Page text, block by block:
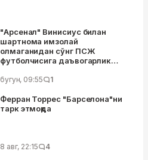
"Арсенал" Винисиус билан
шартнома имзолай
олмаганидан сўнг ПСЖ
футболчисига даъвогарлик
бугун, 09:55 1
Ферран Торрес "Барселона"ни
тарк этмоқда
8 авг, 22:15 4